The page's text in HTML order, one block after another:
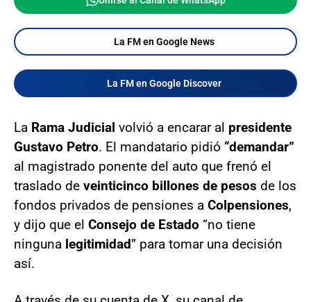
La FM en Google News
La FM en Google Discover
La Rama Judicial volvió a encarar al presidente
Gustavo Petro. El mandatario pidió “demandar”
al magistrado ponente del auto que frenó el
traslado de veinticinco billones de pesos de los
fondos privados de pensiones a Colpensiones,
y dijo que el Consejo de Estado “no tiene
ninguna legitimidad” para tomar una decisión
así.